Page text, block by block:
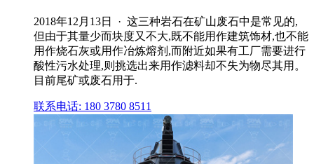
2018年12月13日 · 这三种岩石在矿山废石中是常见的,
但由于其量少而块度又不大,既不能用作建筑饰材,也不能
用作烧石灰或用作冶炼熔剂,而附近如果有工厂需要进行
酸性污水处理,则挑选出来用作滤料却不失为物尽其用。
目前尾矿或废石用于.
联系电话: 180 3780 8511